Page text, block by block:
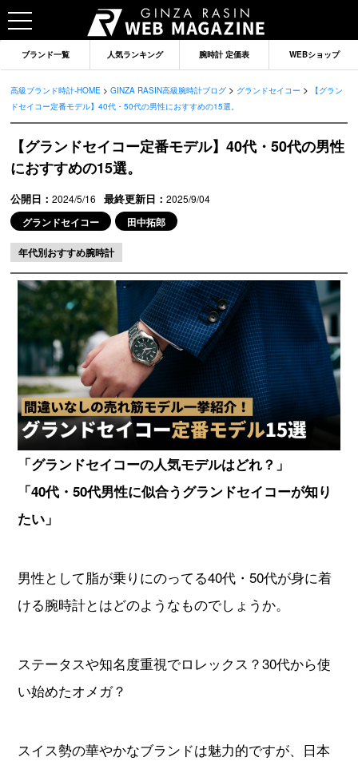
ブランドから記事を探す
ロレックス オメガ
オーデマピゲ パテックフィリップ
ヴァシュロンコンスタンタ
ン
チューダー タグホイヤー
カルティエ ランゲ＆ゾーネ
フランクミュラー
すべてのブランドから探す
ブランド一覧 人気ランキング 腕時計 定価表 WEBショップ
高級ブランド時計-HOME >GINZA RASIN高級腕時計ブログ > グランドセイコー >
【グラン
ドセイコー定番モデル】40代・50代の男性におすすめの15選。
【グランドセイコー定番モデル】40代・50代の男性
におすすめの15選。
公開日：2024/5/16 最終更新日：2025/9/04
グランドセイコー 田中拓郎
年代別おすすめ腕時計
「グランドセイコーの人気モデルはどれ？」
「40代・50代男性に似合うグランドセイコーが知り
たい」
男性として脂が乗りにのってる40代・50代が身に着
ける腕時計とはどのようなものでしょうか。
ステータスや知名度重視でロレックス？30代から使
い始めたオメガ？
スイス勢の華やかなブランドは魅力的ですが、日本